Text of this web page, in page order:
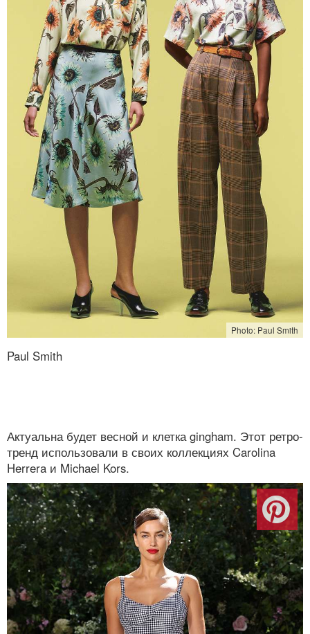
Photo: Paul Smith
Paul Smith
Актуальна будет весной и клетка gingham. Этот ретро-
тренд использовали в своих коллекциях Carolina
Herrera и Michael Kors.